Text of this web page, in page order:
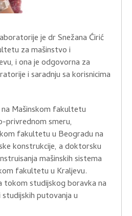
je dr Snežana Ćirić
za mašinstvo i
i ona je odgovorna za
i saradnju sa korisnicima
Mašinskom fakultetu
privrednom smeru,
fakultetu u Beogradu na
konstrukcije, a doktorsku
mašinskih sistema
fakultetu u Kraljevu.
tokom studijskog boravka na
putovanja u